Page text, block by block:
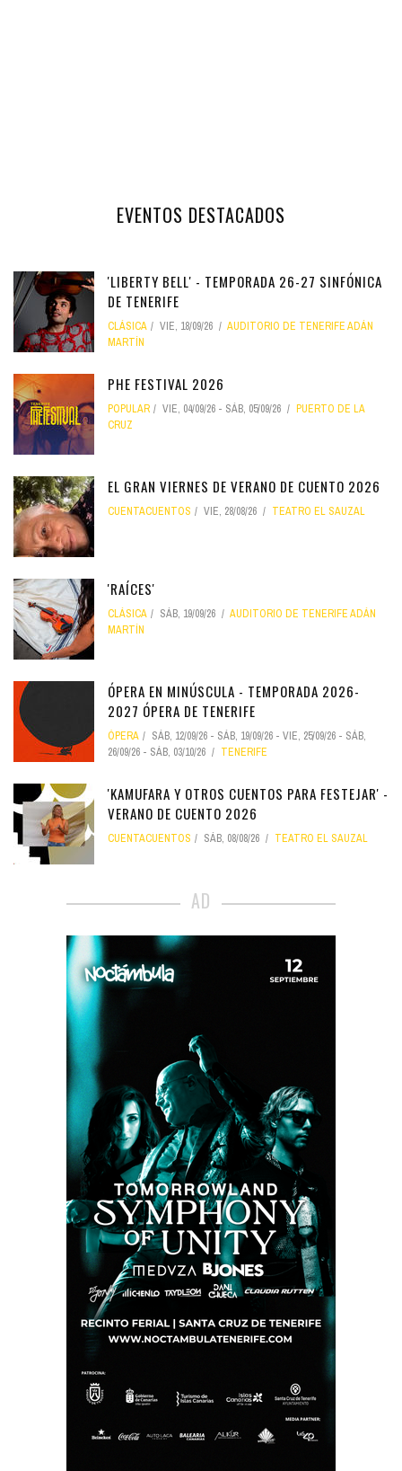
EVENTOS DESTACADOS
'LIBERTY BELL' - TEMPORADA 26-27 SINFÓNICA
DE TENERIFE
CLÁSICA VIE, 18/09/26
AUDITORIO DE TENERIFE ADÁN
MARTÍN
PHE FESTIVAL 2026
POPULAR VIE, 04/09/26 - SÁB, 05/09/26
PUERTO DE LA
CRUZ
EL GRAN VIERNES DE VERANO DE CUENTO 2026
CUENTACUENTOS VIE, 28/08/26 TEATRO EL SAUZAL
'RAÍCES'
CLÁSICA SÁB, 19/09/26
AUDITORIO DE TENERIFE ADÁN
MARTÍN
ÓPERA EN MINÚSCULA - TEMPORADA 2026-
2027 ÓPERA DE TENERIFE
ÓPERA SÁB, 12/09/26 - SÁB, 19/09/26 - VIE, 25/09/26 - SÁB,
26/09/26 - SÁB, 03/10/26 TENERIFE
'KAMUFARA Y OTROS CUENTOS PARA FESTEJAR' -
VERANO DE CUENTO 2026
CUENTACUENTOS SÁB, 08/08/26 TEATRO EL SAUZAL
AD